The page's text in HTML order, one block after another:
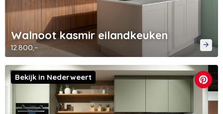
Walnoot kasmir eilandkeuken
12.800,-
Bekijk in Nederweert